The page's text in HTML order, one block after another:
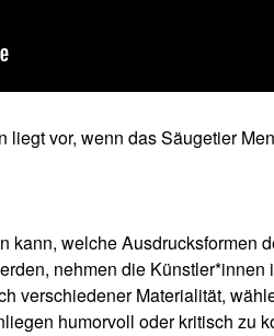
vor, wenn das Säugetier
kann, welche Ausdrucksformen
nehmen die
verschiedener Materialität,
humorvoll oder kritisch zu